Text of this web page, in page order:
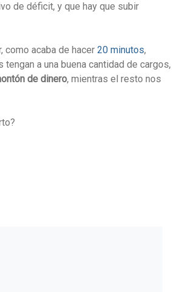
de déficit, y que hay que subir
como acaba de hacer 20 minutos,
a una buena cantidad de cargos,
de dinero, mientras el resto nos